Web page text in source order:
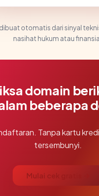
otomatis dari sinyal
nasihat hukum atau
domain
beberapa
Tanpa kartu
tersembunyi.
Mulai cek gratis →